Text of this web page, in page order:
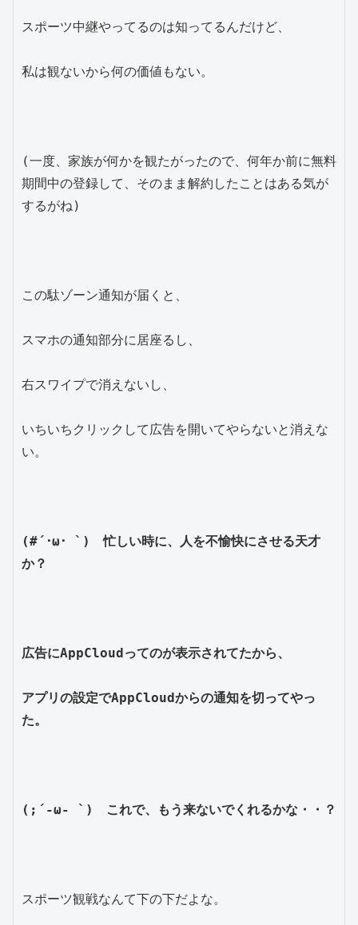
スポーツ中継やってるのは知ってるんだけど、
私は観ないから何の価値もない。
(一度、家族が何かを観たがったので、何年か前に無料
期間中の登録して、そのまま解約したことはある気が
するがね)
この駄ゾーン通知が届くと、
スマホの通知部分に居座るし、
右スワイプで消えないし、
いちいちクリックして広告を開いてやらないと消えな
い。
(#´･ω･ `)　忙しい時に、人を不愉快にさせる天才
か？
広告にAppCloudってのが表示されてたから、
アプリの設定でAppCloudからの通知を切ってやっ
た。
(;´-ω- `)　これで、もう来ないでくれるかな・・？
スポーツ観戦なんて下の下だよな。